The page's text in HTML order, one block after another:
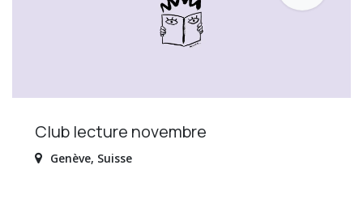
Club lecture novembre
Genève, Suisse